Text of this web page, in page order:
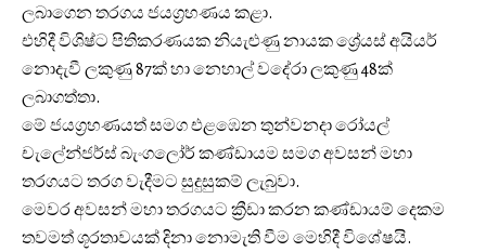
ලබාගෙන තරගය ජයග්‍රහණය කළා.
එහිදී විශිෂ්ට පිතිකරණයක නියැළුණු නායක ශ්‍රේයස් අයියර්
නොදැවී ලකුණු 87ක් හා නෙහාල් වදේරා ලකුණු 48ක්
ලබාගත්තා.
මේ ජයග්‍රහණයත් සමග එළඹෙන තුන්වනදා රෝයල්
චැලේන්ජර්ස් බැංගලෝර් කණ්ඩායම සමග අවසන් මහා
තරගයට තරග වැදීමට සුදුසුකම් ලැබුවා.
මෙවර අවසන් මහා තරගයට ක්‍රීඩා කරන කණ්ඩායම් දෙකම
තවමත් ශූරතාවයක් දිනා නොමැති වීම මෙහිදී විශේෂයි.